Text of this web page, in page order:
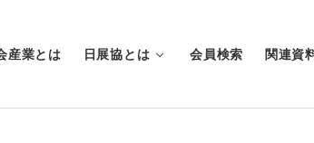
産業とは 日展協とは 会員検索 関連資